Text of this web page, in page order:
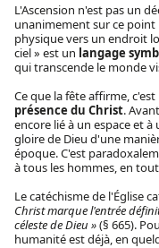
L'Ascension n'est pas un
unanimement sur ce point
physique vers un endroit
ciel » est un langage
qui transcende le monde
Ce que la fête affirme, c'est
présence du Christ.
encore lié à un espace et
gloire de Dieu d'une
époque. C'est
à tous les hommes, en
Le catéchisme de l'Église
Christ marque l'entrée
céleste de Dieu »(§ 665).
humanité est déjà, en